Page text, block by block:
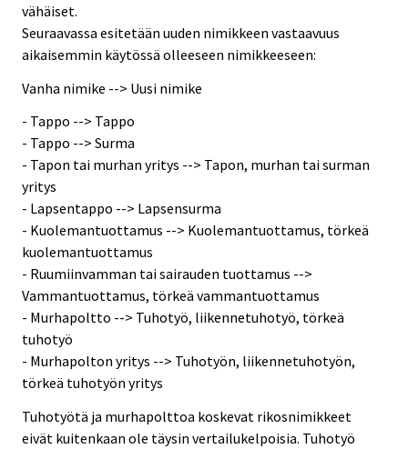
vähäiset.
Seuraavassa esitetään uuden nimikkeen vastaavuus
aikaisemmin käytössä olleeseen nimikkeeseen:
Vanha nimike --> Uusi nimike
- Tappo --> Tappo
- Tappo --> Surma
- Tapon tai murhan yritys --> Tapon, murhan tai surman
yritys
- Lapsentappo --> Lapsensurma
- Kuolemantuottamus --> Kuolemantuottamus, törkeä
kuolemantuottamus
- Ruumiinvamman tai sairauden tuottamus -->
Vammantuottamus, törkeä vammantuottamus
- Murhapoltto --> Tuhotyö, liikennetuhotyö, törkeä
tuhotyö
- Murhapolton yritys --> Tuhotyön, liikennetuhotyön,
törkeä tuhotyön yritys
Tuhotyötä ja murhapolttoa koskevat rikosnimikkeet
eivät kuitenkaan ole täysin vertailukelpoisia. Tuhotyö